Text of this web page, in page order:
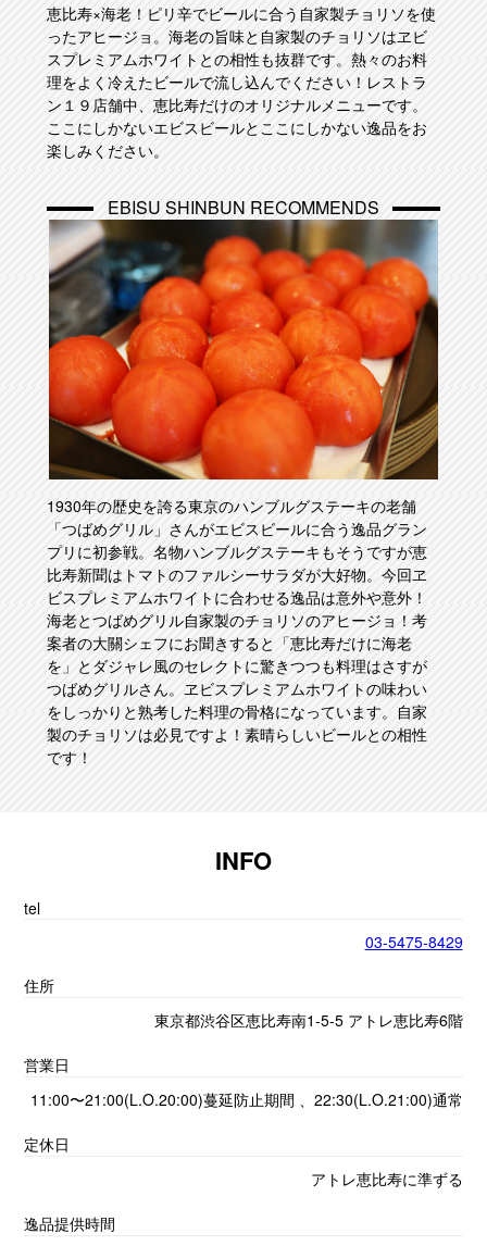
恵比寿×海老！ピリ辛でビールに合う自家製チョリソを使
ったアヒージョ。海老の旨味と自家製のチョリソはヱビ
スプレミアムホワイトとの相性も抜群です。熱々のお料
理をよく冷えたビールで流し込んでください！レストラ
ン１９店舗中、恵比寿だけのオリジナルメニューです。
ここにしかないエビスビールとここにしかない逸品をお
楽しみください。
EBISU SHINBUN RECOMMENDS
1930年の歴史を誇る東京のハンブルグステーキの老舗
「つばめグリル」さんがエビスビールに合う逸品グラン
プリに初参戦。名物ハンブルグステーキもそうですが恵
比寿新聞はトマトのファルシーサラダが大好物。今回ヱ
ビスプレミアムホワイトに合わせる逸品は意外や意外！
海老とつばめグリル自家製のチョリソのアヒージョ！考
案者の大關シェフにお聞きすると「恵比寿だけに海老
を」とダジャレ風のセレクトに驚きつつも料理はさすが
つばめグリルさん。ヱビスプレミアムホワイトの味わい
をしっかりと熟考した料理の骨格になっています。自家
製のチョリソは必見ですよ！素晴らしいビールとの相性
です！
INFO
tel
03-5475-8429
住所
東京都渋谷区恵比寿南1-5-5 アトレ恵比寿6階
営業日
11:00〜21:00(L.O.20:00)蔓延防止期間 、22:30(L.O.21:00)通常
定休日
アトレ恵比寿に準ずる
逸品提供時間